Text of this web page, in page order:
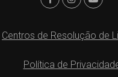
Centros de Resolução de
Política de